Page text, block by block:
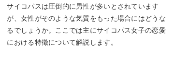
サイコパスは圧倒的に男性が多いとされています
が、女性がそのような気質をもった場合にはどうな
るでしょうか。ここでは主にサイコパス女子の恋愛
における特徴について解説します。